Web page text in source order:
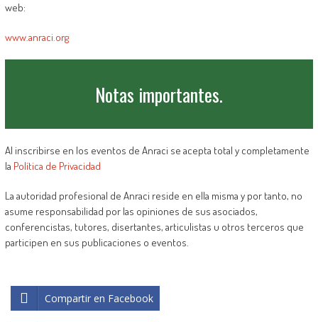
web:
www.anraci.org
Notas importantes.
Al inscribirse en los eventos de Anraci se acepta total y completamente
la Política de Privacidad
La autoridad profesional de Anraci reside en ella misma y por tanto, no
asume responsabilidad por las opiniones de sus asociados,
conferencistas, tutores, disertantes, articulistas u otros terceros que
participen en sus publicaciones o eventos.
Compartir en Facebook